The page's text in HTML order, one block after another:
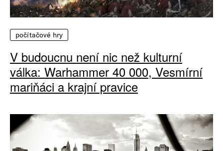
počítačové hry
V budoucnu není nic než kulturní
válka: Warhammer 40 000, Vesmírní
mariňáci a krajní pravice